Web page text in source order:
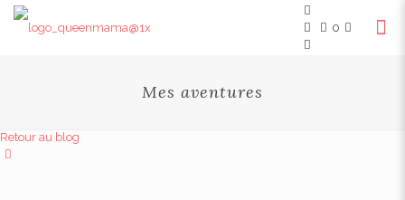
0
Mes aventures
Retour au blog